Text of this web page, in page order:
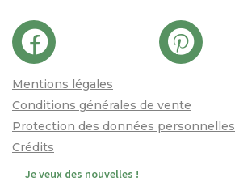
Mentions légales
Conditions générales de vente
Protection des données personnelles
Crédits
Je veux des nouvelles !